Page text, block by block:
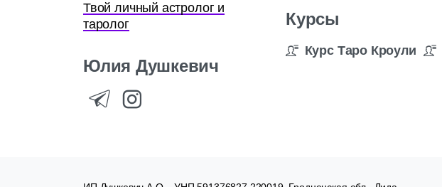
Твой личный астролог и
таролог
Юлия Душкевич
Курсы
Курс Таро Кроули